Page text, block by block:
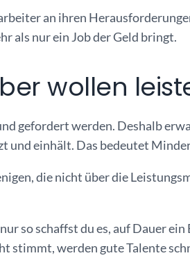
an ihren
als nur ein Job der Geld bringt.
wollen
gefordert werden. Deshalb
und einhält. Das bedeutet
die nicht über die
so schaffst du es, auf Dauer
stimmt, werden gute Talente